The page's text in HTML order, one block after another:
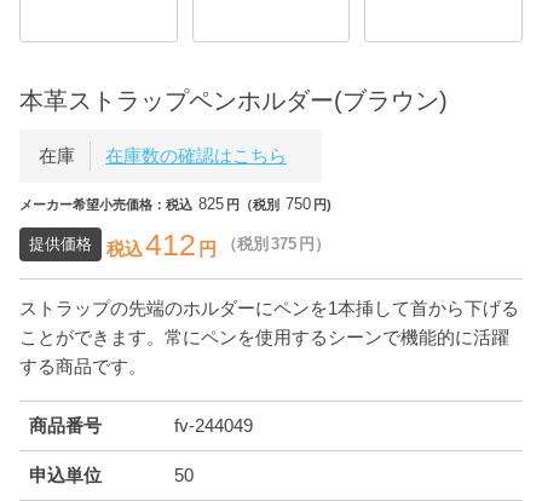
本革ストラップペンホルダー(ブラウン)
在庫 在庫数の確認はこちら
メーカー希望小売価格：税込 825 円（税別 750 円)
提供価格 税込412 円 （税別 375 円）
ストラップの先端のホルダーにペンを1本挿して首から下げる
ことができます。常にペンを使用するシーンで機能的に活躍
する商品です。
商品番号 fv-244049
申込単位 50